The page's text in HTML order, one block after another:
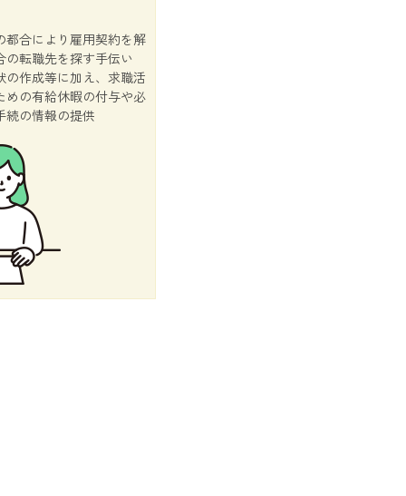
都合により雇用契約を解
の転職先を探す手伝い
の作成等に加え、求職活
めの有給休暇の付与や必
続の情報の提供